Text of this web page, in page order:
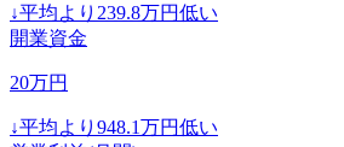
↓平均より 239.8万円低い
開業資金
20万円
↓平均より 948.1万円低い